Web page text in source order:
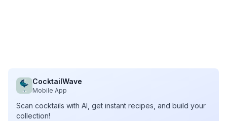
CocktailWave
Mobile App
Scan cocktails with AI, get instant recipes, and build your
collection!